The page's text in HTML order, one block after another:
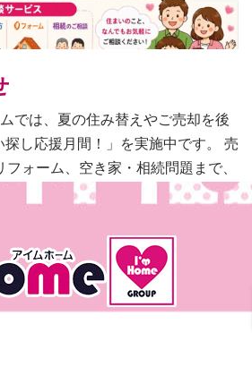
では、夏の住み替えやご売却を後
し応援月間！」を実施中です。 売
ォーム、空き家・相続問題まで、
るご相談に幅広く対応いたしま […]